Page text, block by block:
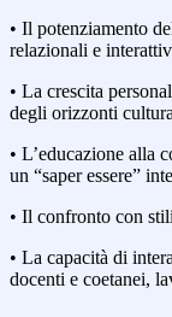
• Il potenziamento
relazionali e
• La crescita
degli orizzonti
• L’educazione alla
un “saper essere”
• Il confronto con
• La capacità di
docenti e coetanei,